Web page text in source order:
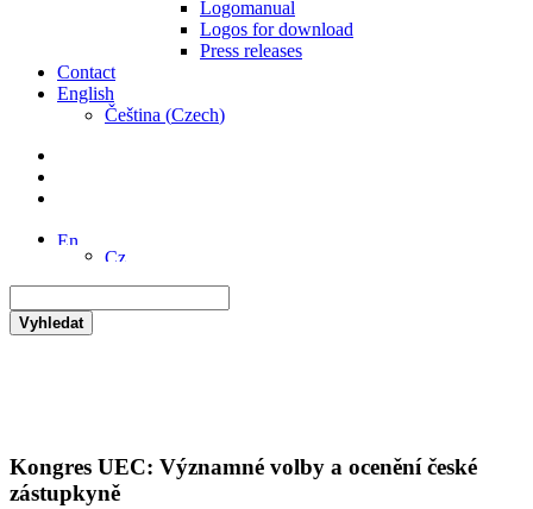
Logomanual
Logos for download
Press releases
Contact
English
Čeština (Czech)
Vyhledat
Kongres UEC: Významné volby a ocenění české
zástupkyně